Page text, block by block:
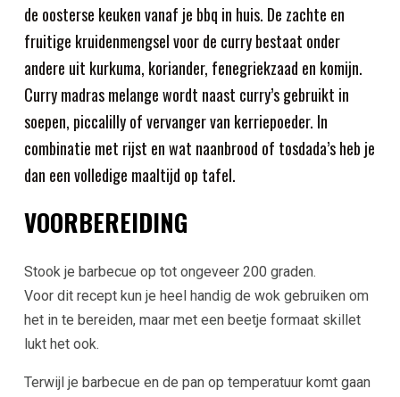
de oosterse keuken vanaf je bbq in huis. De zachte en
fruitige kruidenmengsel voor de curry bestaat onder
andere uit kurkuma, koriander, fenegriekzaad en komijn.
Curry madras melange wordt naast curry’s gebruikt in
soepen, piccalilly of vervanger van kerriepoeder. In
combinatie met rijst en wat naanbrood of tosdada’s heb je
dan een volledige maaltijd op tafel.
VOORBEREIDING
Stook je barbecue op tot ongeveer 200 graden.
Voor dit recept kun je heel handig de wok gebruiken om
het in te bereiden, maar met een beetje formaat skillet
lukt het ook.
Terwijl je barbecue en de pan op temperatuur komt gaan